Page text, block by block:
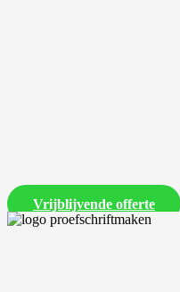
Vrijblijvende offerte